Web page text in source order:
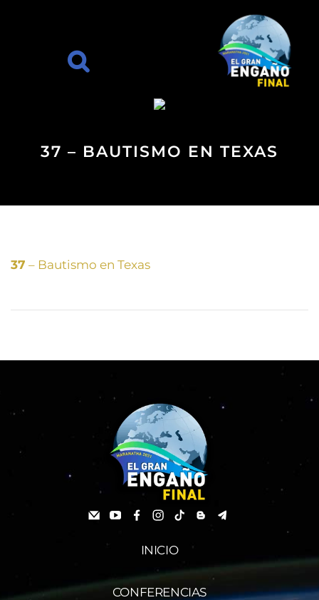
37 – BAUTISMO EN TEXAS
37 – Bautismo en Texas
INICIO
CONFERENCIAS